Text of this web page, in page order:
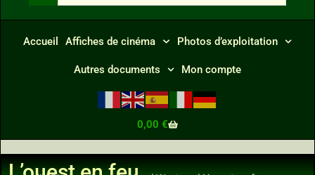
Accueil Affiches de cinéma Photos d’exploitation
Autres documents Mon compte
0,00 €